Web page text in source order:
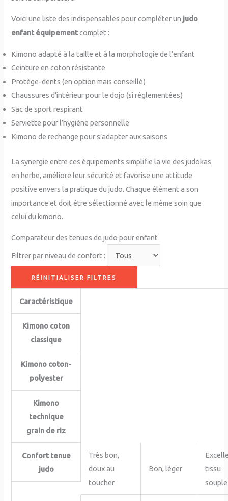
Voici une liste des indispensables pour compléter un judo
enfant équipementcomplet :
Kimono adapté à la taille et à la morphologie de l’enfant
Ceinture en coton résistante
Protège-dents (en option mais conseillé)
Chaussures d’intérieur pour le dojo (si réglementées)
Sac de sport respirant
Serviette pour l’hygiène personnelle
Kimono de rechange pour s’adapter aux saisons
La synergie entre ces équipements simplifie la vie des judokas
en herbe, améliore leur sécurité et favorise une attitude
positive envers la pratique du judo. Chaque élément a son
importance et doit être sélectionné avec le même soin que
celui du kimono.
Comparateur des tenues de judo pour enfant
Filtrer par niveau de confort :
RÉINITIALISER FILTRES
Caractéristique
Kimono coton
classique
Kimono coton-
polyester
Kimono
technique
grain de riz
Confort tenue
judo
Très bon,
doux au
toucher
Bon, léger
tissu
souple